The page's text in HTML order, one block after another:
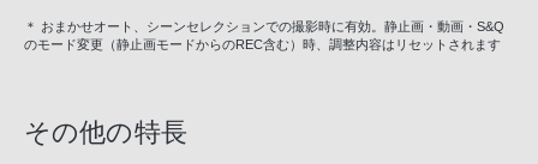
＊ おまかせオート、シーンセレクションでの撮影時に有効。静止画・動画・S&Q
のモード変更（静止画モードからのREC含む）時、調整内容はリセットされます
その他の特長